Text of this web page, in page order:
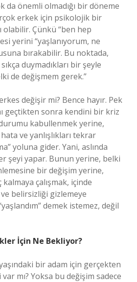
da önemli olmadığı bir döneme
erkek için psikolojik bir
olabilir. Çünkü “ben hep
yerini “yaşlanıyorum, ne
bırakabilir. Bu noktada,
duymadıkları bir şeyle
de değişmem gerek.”
değişir mi? Bence hayır. Pek
geçtikten sonra kendini bir kriz
kabullenmek yerine,
ve yanlışlıkları tekrar
yoluna gider. Yani, aslında
şeyi yapar. Bunun yerine, belki
bir değişim yerine,
çalışmak, içinde
belirsizliği gizlemeye
demek istemez, değil
İçin Ne Bekliyor?
bir adam için gerçekten
mı? Yoksa bu değişim sadece